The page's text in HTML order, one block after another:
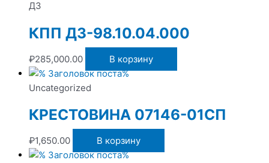
ДЗ
КПП ДЗ-98.10.04.000
₽285,000.00 В корзину
Uncategorized
КРЕСТОВИНА 07146-01СП
₽1,650.00 В корзину